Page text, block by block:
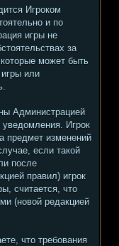
Игроком
и по
игры не
за
может быть
или
Администрацией
уведомления. Игрок
предмет изменений
если такой
после
правил) игрок
считается, что
(новой редакцией
что требования